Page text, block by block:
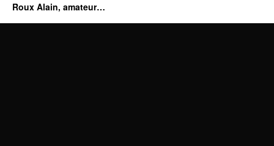
Roux Alain, amateur…